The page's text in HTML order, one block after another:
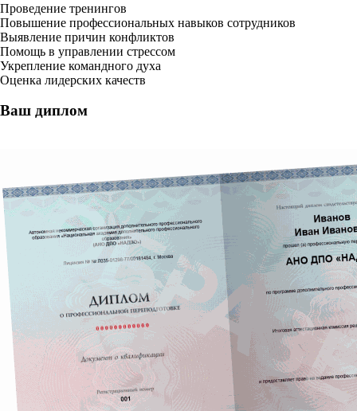
Проведение тренингов
Повышение профессиональных навыков сотрудников
Выявление причин конфликтов
Помощь в управлении стрессом
Укрепление командного духа
Оценка лидерских качеств
Ваш диплом